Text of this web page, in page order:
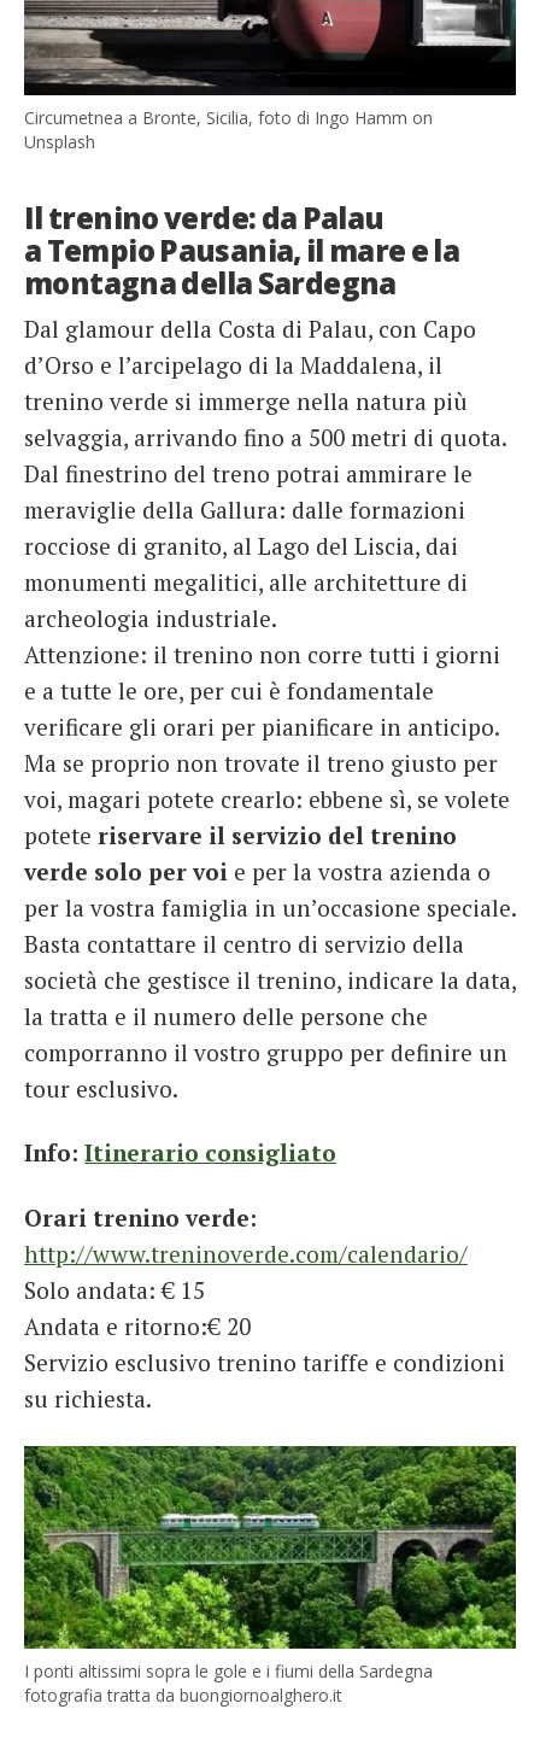
Circumetnea a Bronte, Sicilia, foto di Ingo Hamm on
Unsplash
Il trenino verde: da Palau
a Tempio Pausania, il mare e la
montagna della Sardegna
Dal glamour della Costa di Palau, con Capo
d’Orso e l’arcipelago di la Maddalena, il
trenino verde si immerge nella natura più
selvaggia, arrivando fino a 500 metri di quota.
Dal finestrino del treno potrai ammirare le
meraviglie della Gallura: dalle formazioni
rocciose di granito, al Lago del Liscia, dai
monumenti megalitici, alle architetture di
archeologia industriale.
Attenzione: il trenino non corre tutti i giorni
e a tutte le ore, per cui è fondamentale
verificare gli orari per pianificare in anticipo.
Ma se proprio non trovate il treno giusto per
voi, magari potete crearlo: ebbene sì, se volete
potete riservare il servizio del trenino
verde solo per voi e per la vostra azienda o
per la vostra famiglia in un’occasione speciale.
Basta contattare il centro di servizio della
società che gestisce il trenino, indicare la data,
la tratta e il numero delle persone che
comporranno il vostro gruppo per definire un
tour esclusivo.
Info: Itinerario consigliato
Orari trenino verde:
http://www.treninoverde.com/calendario/
Solo andata: € 15
Andata e ritorno:€ 20
Servizio esclusivo trenino tariffe e condizioni
su richiesta.
I ponti altissimi sopra le gole e i fiumi della Sardegna
fotografia tratta da buongiornoalghero.it